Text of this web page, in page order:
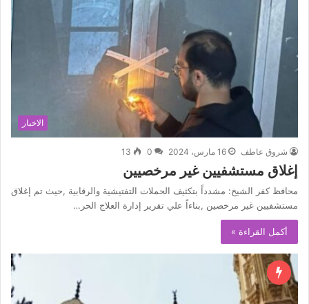
الاخبار
شروق عاطف 16 مارس، 2024 0
13
إغلاق مستشفيين غير مرخصيين
محافظ كفر الشيخ: مشدداً بتكثيف الحملات التفتيشية والرقابية ,حيث تم إغلاق
مستشفيين غير مرخصين ,بناءاً علي تقرير إدارة العلاج الحر…
أكمل القراءة »